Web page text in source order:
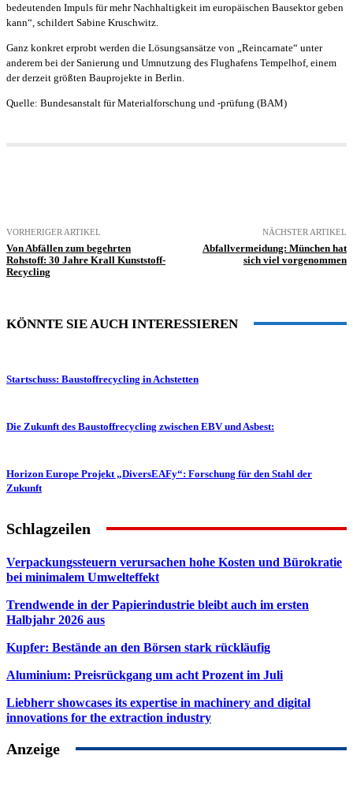
bedeutenden Impuls für mehr Nachhaltigkeit im europäischen Bausektor geben
kann“, schildert Sabine Kruschwitz.
Ganz konkret erprobt werden die Lösungsansätze von „Reincarnate“ unter
anderem bei der Sanierung und Umnutzung des Flughafens Tempelhof, einem
der derzeit größten Bauprojekte in Berlin.
Quelle: Bundesanstalt für Materialforschung und -prüfung (BAM)
VORHERIGER ARTIKEL
Von Abfällen zum begehrten
Rohstoff: 30 Jahre Krall Kunststoff-
Recycling
NÄCHSTER ARTIKEL
Abfallvermeidung: München hat
sich viel vorgenommen
KÖNNTE SIE AUCH INTERESSIEREN
Startschuss: Baustoffrecycling in Achstetten
Die Zukunft des Baustoffrecycling zwischen EBV und Asbest:
Horizon Europe Projekt „DiversEAFy“: Forschung für den Stahl der
Zukunft
Schlagzeilen
Verpackungssteuern verursachen hohe Kosten und Bürokratie
bei minimalem Umwelteffekt
Trendwende in der Papierindustrie bleibt auch im ersten
Halbjahr 2026 aus
Kupfer: Bestände an den Börsen stark rückläufig
Aluminium: Preisrückgang um acht Prozent im Juli
Liebherr showcases its expertise in machinery and digital
innovations for the extraction industry
Anzeige